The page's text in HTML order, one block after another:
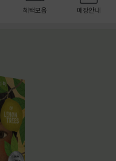
혜택모음 매장안내